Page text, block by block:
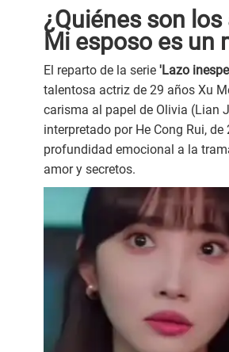
¿Quiénes son
Mi esposo es un
El reparto de la serie 'Lazo
talentosa actriz de 29 años Xu
carisma al papel de Olivia (Lian
interpretado por He Cong Rui,
profundidad emocional a la
amor y secretos.